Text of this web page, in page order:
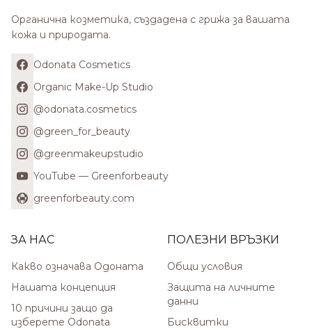
Органична козметика, създадена с грижа за вашата
кожа и природата.
Odonata Cosmetics
Organic Make-Up Studio
@odonata.cosmetics
@green_for_beauty
@greenmakeupstudio
YouTube — Greenforbeauty
greenforbeauty.com
ЗА НАС
Какво означава Одоната
Нашата концепция
10 причини защо да
изберете Odonata
ПОЛЕЗНИ ВРЪЗКИ
Общи условия
Защита на личните
данни
Бисквитки